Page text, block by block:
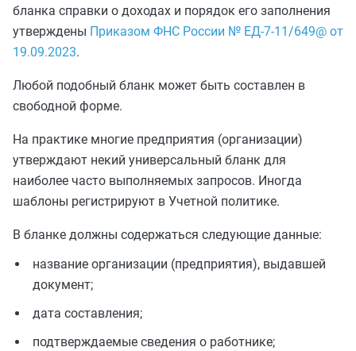
бланка справки о доходах и порядок его заполнения
утверждены Приказом ФНС России № ЕД-7-11/649@ от
19.09.2023.
Любой подобный бланк может быть составлен в
свободной форме.
На практике многие предприятия (организации)
утверждают некий универсальный бланк для
наиболее часто выполняемых запросов. Иногда
шаблоны регистрируют в Учетной политике.
В бланке должны содержаться следующие данные:
название организации (предприятия), выдавшей
документ;
дата составления;
подтверждаемые сведения о работнике;